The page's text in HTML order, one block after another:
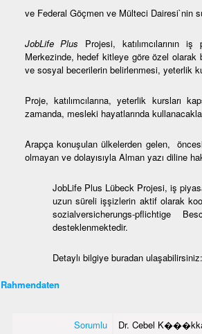
ve Federal Göçmen ve Mülteci Dairesi`nin
JobLife Plus Projesi, katılımcılarının
Merkezinde, hedef kitleye göre özel olarak
ve sosyal becerilerin belirlenmesi, yeterlik
Proje, katılımcılarına, yeterlik kursları
zamanda, mesleki hayatlarında
Arapça konuşulan ülkelerden gelen,
olmayan ve dolayısıyla Alman yazı diline
JobLife Plus Lübeck Projesi, iş
uzun süreli işşizlerin aktif olarak
sozialversicherungs-pflichtige
desteklenmektedir.
Detaylı bilgiye buradan ulaşabilirsiniz:
Rahmendaten
Sorumlu
Dr. Cebel